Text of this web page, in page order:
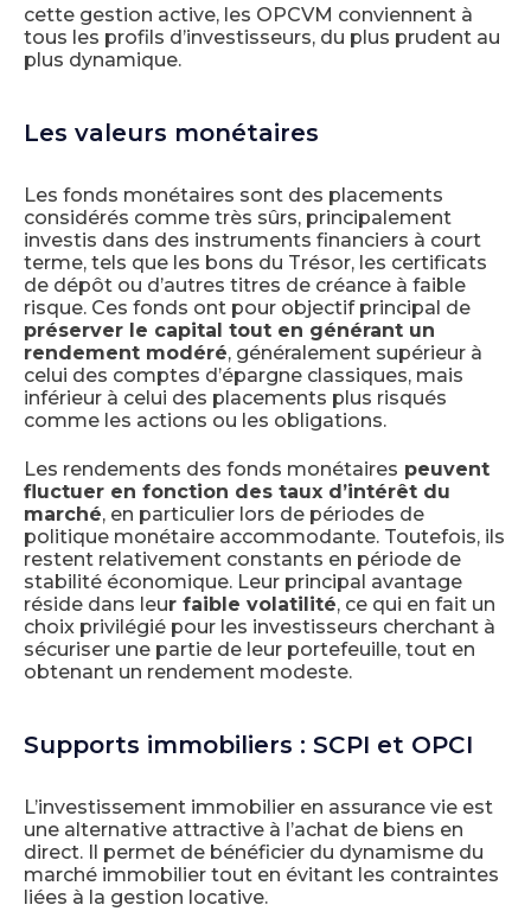
cette gestion active, les OPCVM conviennent à
tous les profils d’investisseurs, du plus prudent au
plus dynamique.
Les valeurs monétaires
Les fonds monétaires sont des placements
considérés comme très sûrs, principalement
investis dans des instruments financiers à court
terme, tels que les bons du Trésor, les certificats
de dépôt ou d’autres titres de créance à faible
risque. Ces fonds ont pour objectif principal de
préserver le capital tout en générant un
rendement modéré, généralement supérieur à
celui des comptes d’épargne classiques, mais
inférieur à celui des placements plus risqués
comme les actions ou les obligations.
Les rendements des fonds monétaires peuvent
fluctuer en fonction des taux d’intérêt du
marché, en particulier lors de périodes de
politique monétaire accommodante. Toutefois, ils
restent relativement constants en période de
stabilité économique. Leur principal avantage
réside dans leur faible volatilité, ce qui en fait un
choix privilégié pour les investisseurs cherchant à
sécuriser une partie de leur portefeuille, tout en
obtenant un rendement modeste.
Supports immobiliers : SCPI et OPCI
L’investissement immobilier en assurance vie est
une alternative attractive à l’achat de biens en
direct. Il permet de bénéficier du dynamisme du
marché immobilier tout en évitant les contraintes
liées à la gestion locative.